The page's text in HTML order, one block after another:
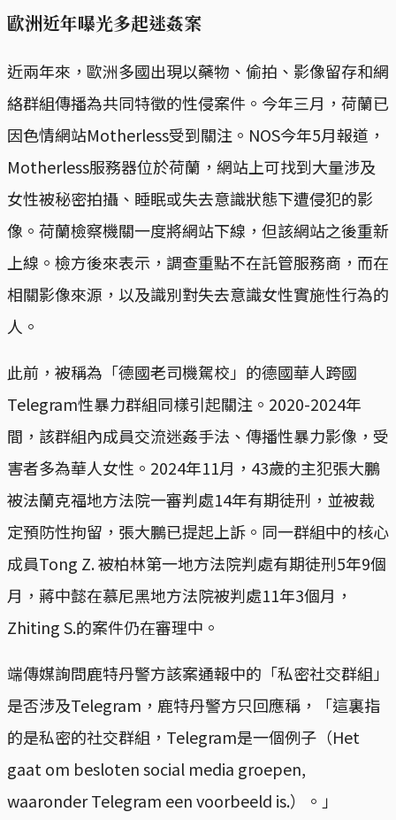
歐洲近年曝光多起迷姦案
近兩年來，歐洲多國出現以藥物、偷拍、影像留存和網
絡群組傳播為共同特徵的性侵案件。今年三月，荷蘭已
因色情網站Motherless受到關注。NOS今年5月報道，
Motherless服務器位於荷蘭，網站上可找到大量涉及
女性被秘密拍攝、睡眠或失去意識狀態下遭侵犯的影
像。荷蘭檢察機關一度將網站下線，但該網站之後重新
上線。檢方後來表示，調查重點不在託管服務商，而在
相關影像來源，以及識別對失去意識女性實施性行為的
人。
此前，被稱為「德國老司機駕校」的德國華人跨國
Telegram性暴力群組同樣引起關注。2020-2024年
間，該群組內成員交流迷姦手法、傳播性暴力影像，受
害者多為華人女性。2024年11月，43歲的主犯張大鵬
被法蘭克福地方法院一審判處14年有期徒刑，並被裁
定預防性拘留，張大鵬已提起上訴。同一群組中的核心
成員Tong Z. 被柏林第一地方法院判處有期徒刑5年9個
月，蔣中懿在慕尼黑地方法院被判處11年3個月，
Zhiting S.的案件仍在審理中。
端傳媒詢問鹿特丹警方該案通報中的「私密社交群組」
是否涉及Telegram，鹿特丹警方只回應稱，「這裏指
的是私密的社交群組，Telegram是一個例子（Het
gaat om besloten social media groepen,
waaronder Telegram een voorbeeld is.）。」